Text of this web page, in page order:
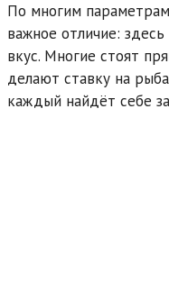
По многим
важное отличие:
вкус. Многие стоят
делают ставку на
каждый найдёт себе